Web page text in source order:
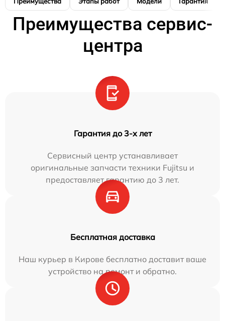
Преимущества сервис-
центра
Гарантия до 3-х лет
Сервисный центр устанавливает
оригинальные запчасти техники Fujitsu и
предоставляет гарантию до 3 лет.
Бесплатная доставка
Наш курьер в Кирове бесплатно доставит ваше
устройство на ремонт и обратно.